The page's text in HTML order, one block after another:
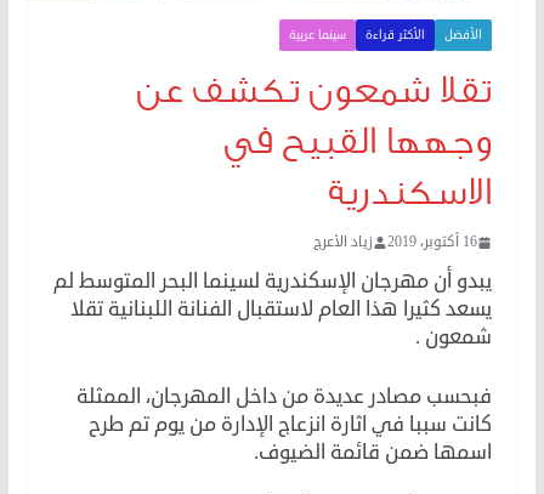
الأفضل الأكثر قراءة سينما عربية
تقلا شمعون تكشف عن
وجهها القبيح في
الاسكندرية
16 أكتوبر، 2019 زياد الأعرج
يبدو أن مهرجان الإسكندرية لسينما البحر المتوسط لم
يسعد كثيرا هذا العام لاستقبال الفنانة اللبنانية تقلا
شمعون .
فبحسب مصادر عديدة من داخل المهرجان، الممثلة
كانت سببا في اثارة انزعاج الإدارة من يوم تم طرح
اسمها ضمن قائمة الضيوف.